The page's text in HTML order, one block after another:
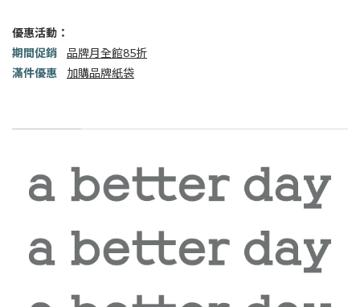
優惠活動：
期間促銷 品牌月全館85折
滿件優惠 加購品牌紙袋